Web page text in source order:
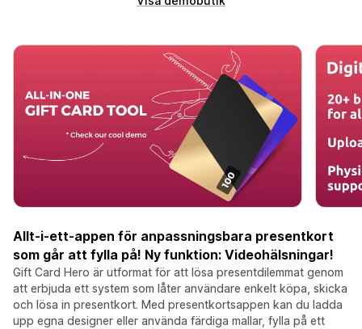
Allt-i-ett-appen för anpassningsbara presentkort
som går att fylla på! Ny funktion: Videohälsningar!
Gift Card Hero är utformat för att lösa presentdilemmat genom
att erbjuda ett system som låter användare enkelt köpa, skicka
och lösa in presentkort. Med presentkortsappen kan du ladda
upp egna designer eller använda färdiga mallar, fylla på ett